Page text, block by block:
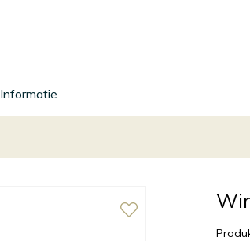
Informatie